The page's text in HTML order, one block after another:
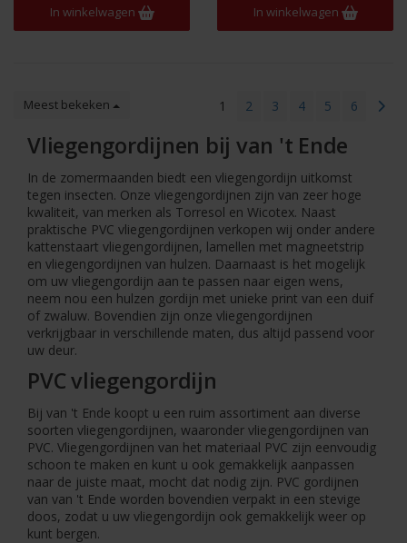
In winkelwagen In winkelwagen
Meest bekeken 1 2 3 4 5 6
Vliegengordijnen bij van 't Ende
In de zomermaanden biedt een vliegengordijn uitkomst
tegen insecten. Onze vliegengordijnen zijn van zeer hoge
kwaliteit, van merken als Torresol en Wicotex. Naast
praktische PVC vliegengordijnen verkopen wij onder andere
kattenstaart vliegengordijnen, lamellen met magneetstrip
en vliegengordijnen van hulzen. Daarnaast is het mogelijk
om uw vliegengordijn aan te passen naar eigen wens,
neem nou een hulzen gordijn met unieke print van een duif
of zwaluw. Bovendien zijn onze vliegengordijnen
verkrijgbaar in verschillende maten, dus altijd passend voor
uw deur.
PVC vliegengordijn
Bij van 't Ende koopt u een ruim assortiment aan diverse
soorten vliegengordijnen, waaronder vliegengordijnen van
PVC. Vliegengordijnen van het materiaal PVC zijn eenvoudig
schoon te maken en kunt u ook gemakkelijk aanpassen
naar de juiste maat, mocht dat nodig zijn. PVC gordijnen
van van 't Ende worden bovendien verpakt in een stevige
doos, zodat u uw vliegengordijn ook gemakkelijk weer op
kunt bergen.